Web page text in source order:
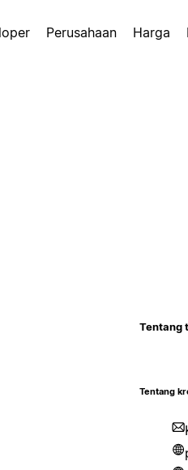
Perusahaan Harga
Tentang
Tentang